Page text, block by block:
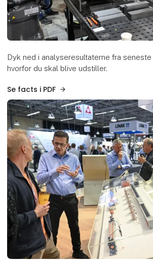
Dyk ned i analyseresultaterne fra
hvorfor du skal blive udstiller.
Se facts i PDF